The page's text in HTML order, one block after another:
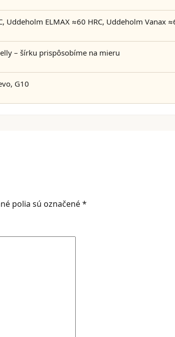
Uddeholm ELMAX ≈60 HRC, Uddeholm Vanax
– šírku prispôsobíme na mieru
G10
polia sú označené*